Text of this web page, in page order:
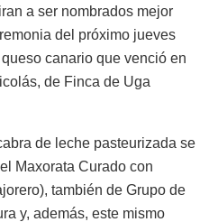
a ser nombrados mejor
del próximo jueves
canario que venció en
de Finca de Uga
de leche pasteurizada se
Maxorata Curado con
también de Grupo de
y, además, este mismo